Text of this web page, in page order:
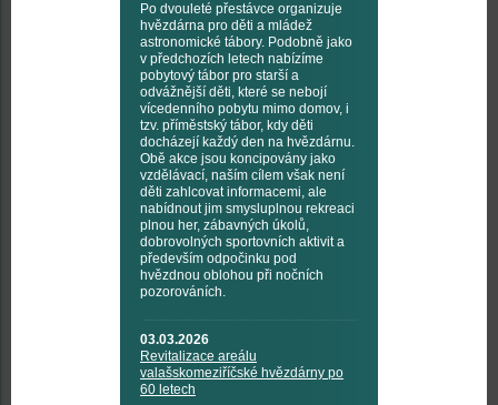
Po dvouleté přestávce organizuje
hvězdárna pro děti a mládež
astronomické tábory. Podobně jako
v předchozích letech nabízíme
pobytový tábor pro starší a
odvážnější děti, které se nebojí
vícedenního pobytu mimo domov, i
tzv. příměstský tábor, kdy děti
docházejí každý den na hvězdárnu.
Obě akce jsou koncipovány jako
vzdělávací, naším cílem však není
děti zahlcovat informacemi, ale
nabídnout jim smysluplnou rekreaci
plnou her, zábavných úkolů,
dobrovolných sportovních aktivit a
především odpočinku pod
hvězdnou oblohou při nočních
pozorováních.
03.03.2026
Revitalizace areálu
valašskomeziříčské hvězdárny po
60 letech